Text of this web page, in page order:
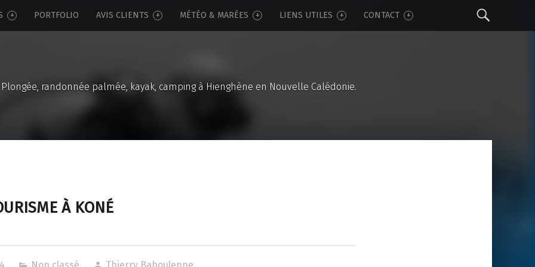
PORTFOLIO AVIS CLIENTS MÉTÉO & MARÉES LIENS UTILES CONTACT
Plongée, randonnée palmée, kayak, camping à Hienghène en Nouvelle Calédonie.
À KONÉ